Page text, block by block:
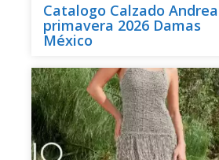
Catalogo Calzado Andrea
primavera 2026 Damas
México